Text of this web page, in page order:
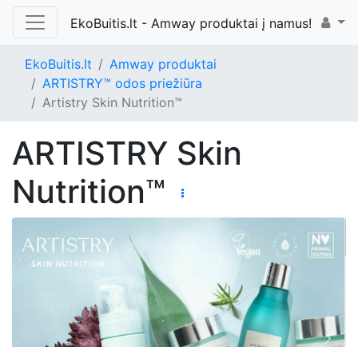
EkoBuitis.lt - Amway produktai į namus!
EkoBuitis.lt
Amway produktai
ARTISTRY™ odos priežiūra
Artistry Skin Nutrition™
ARTISTRY Skin
Nutrition™